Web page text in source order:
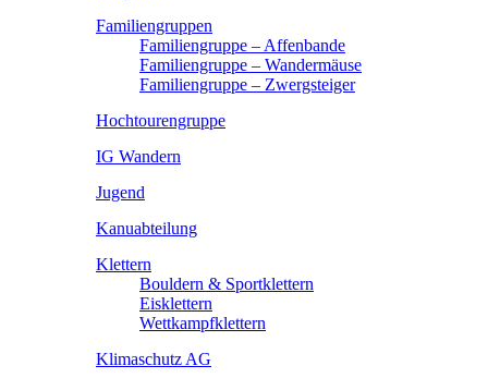
Familiengruppen
Familiengruppe – Affenbande
Familiengruppe – Wandermäuse
Familiengruppe – Zwergsteiger
Hochtourengruppe
IG Wandern
Jugend
Kanuabteilung
Klettern
Bouldern & Sportklettern
Eisklettern
Wettkampfklettern
Klimaschutz AG